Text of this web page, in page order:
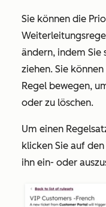
Sie können die
ändern, indem Sie
ziehen. Sie
Regel bewegen,
oder zu löschen.
Um einen
klicken Sie auf
ihn ein- oder